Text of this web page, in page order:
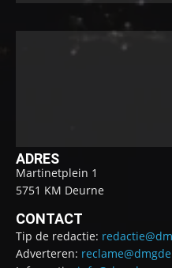
ADRES
Martinetplein 1
5751 KM Deurne
CONTACT
Tip de redactie:
Adverteren: